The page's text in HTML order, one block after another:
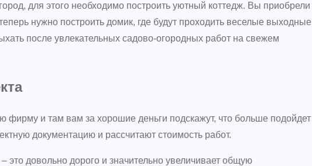
для этого необходимо построить уютный коттедж. Вы приобрели
нужно построить домик, где будут проходить веселые выходные
после увлекательных садово-огородных работ на свежем
фирму и там вам за хорошие деньги подскажут, что больше подойдет
документацию и рассчитают стоимость работ.
это довольно дорого и значительно увеличивает общую